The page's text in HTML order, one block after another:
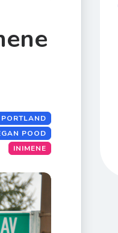
PORTLAND
POOD
INIMENE